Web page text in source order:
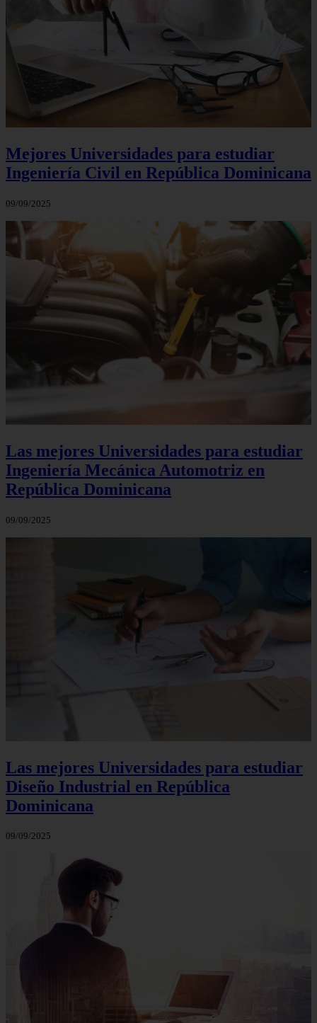
Mejores Universidades para estudiar
Ingeniería Civil en República Dominicana
09/09/2025
Las mejores Universidades para estudiar
Ingeniería Mecánica Automotriz en
República Dominicana
09/09/2025
Las mejores Universidades para estudiar
Diseño Industrial en República
Dominicana
09/09/2025